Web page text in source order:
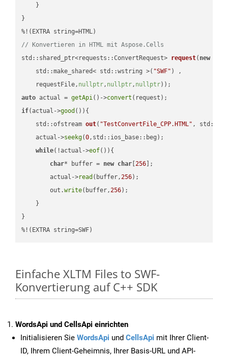
    }
}
// Konvertieren in HTML mit Aspose.Cells
std::shared_ptr<requests::ConvertRequest> request( new
    std::make_shared< std::wstring >(
"SWF" ) ,
    requestFile,
nullptr, nullptr, nullptr))
auto actual = getApi()->convert
if(actual->good ()){
std::ofstream out( "TestConvertFile_CPP.HTML" ,
    actual->
seekg(0,std::ios_base::beg);
while(!actual->eof()){
char* buffer = new char [256 ];
        actual->
read (buffer,256);
        out.
write(buffer,256);
    }
}
%!(EXTRA string=SWF)
Einfache XLTM Files to SWF-
Konvertierung auf C++ SDK
WordsApi und CellsApi einrichten
Initialisieren Sie WordsApi und CellsApi mit Ihrer Client-
ID, Ihrem Client-Geheimnis, Ihrer Basis-URL und API-